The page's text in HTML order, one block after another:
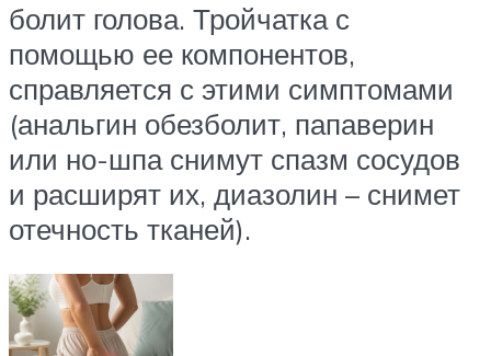
болит голова. Тройчатка с
помощью ее компонентов,
справляется с этими симптомами
(анальгин обезболит, папаверин
или но-шпа снимут спазм сосудов
и расширят их, диазолин – снимет
отечность тканей).